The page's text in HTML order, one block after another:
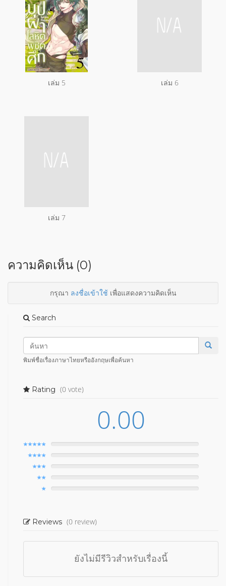
เล่ม 5 เล่ม 6
เล่ม 7
ความคิดเห็น (0)
กรุณา ลงชื่อเข้าใช้เพื่อแสดงความคิดเห็น
Search
พิมพ์ชื่อเรื่องภาษาไทยหรืออังกฤษเพื่อค้นหา
Rating (0 vote)
0.00
Reviews (0 review)
ยังไม่มีรีวิวสำหรับเรื่องนี้